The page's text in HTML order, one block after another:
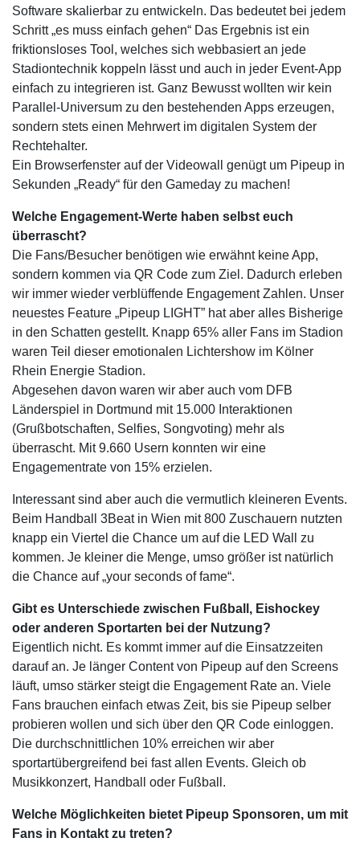
Software skalierbar zu entwickeln. Das bedeutet bei jedem
Schritt „es muss einfach gehen“ Das Ergebnis ist ein
friktionsloses Tool, welches sich webbasiert an jede
Stadiontechnik koppeln lässt und auch in jeder Event-App
einfach zu integrieren ist. Ganz Bewusst wollten wir kein
Parallel-Universum zu den bestehenden Apps erzeugen,
sondern stets einen Mehrwert im digitalen System der
Rechtehalter.
Ein Browserfenster auf der Videowall genügt um Pipeup in
Sekunden „Ready“ für den Gameday zu machen!
Welche Engagement-Werte haben selbst euch
überrascht?
Die Fans/Besucher benötigen wie erwähnt keine App,
sondern kommen via QR Code zum Ziel. Dadurch erleben
wir immer wieder verblüffende Engagement Zahlen. Unser
neuestes Feature „Pipeup LIGHT” hat aber alles Bisherige
in den Schatten gestellt. Knapp 65% aller Fans im Stadion
waren Teil dieser emotionalen Lichtershow im Kölner
Rhein Energie Stadion.
Abgesehen davon waren wir aber auch vom DFB
Länderspiel in Dortmund mit 15.000 Interaktionen
(Grußbotschaften, Selfies, Songvoting) mehr als
überrascht. Mit 9.660 Usern konnten wir eine
Engagementrate von 15% erzielen.
Interessant sind aber auch die vermutlich kleineren Events.
Beim Handball 3Beat in Wien mit 800 Zuschauern nutzten
knapp ein Viertel die Chance um auf die LED Wall zu
kommen. Je kleiner die Menge, umso größer ist natürlich
die Chance auf „your seconds of fame“.
Gibt es Unterschiede zwischen Fußball, Eishockey
oder anderen Sportarten bei der Nutzung?
Eigentlich nicht. Es kommt immer auf die Einsatzzeiten
darauf an. Je länger Content von Pipeup auf den Screens
läuft, umso stärker steigt die Engagement Rate an. Viele
Fans brauchen einfach etwas Zeit, bis sie Pipeup selber
probieren wollen und sich über den QR Code einloggen.
Die durchschnittlichen 10% erreichen wir aber
sportartübergreifend bei fast allen Events. Gleich ob
Musikkonzert, Handball oder Fußball.
Welche Möglichkeiten bietet Pipeup Sponsoren, um mit
Fans in Kontakt zu treten?